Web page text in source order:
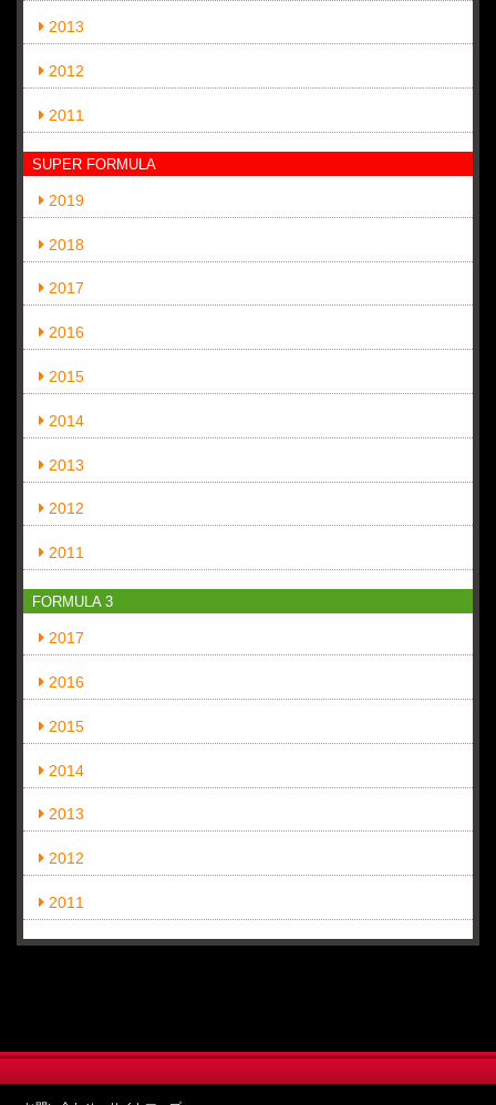
2013
2012
2011
SUPER FORMULA
2019
2018
2017
2016
2015
2014
2013
2012
2011
FORMULA 3
2017
2016
2015
2014
2013
2012
2011